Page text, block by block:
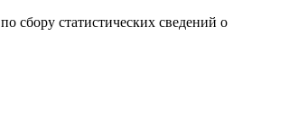
сбору статистических сведений о